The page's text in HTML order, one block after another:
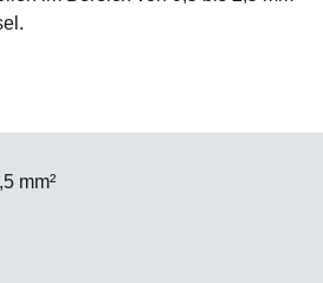
mm²